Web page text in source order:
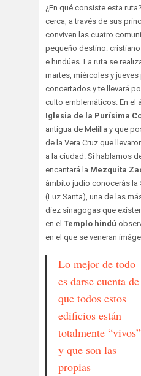
¿En qué consiste esta
cerca, a través de sus
conviven las cuatro
pequeño destino:
e hindúes. La ruta se
martes, miércoles y
concertados y te llevará
culto emblemáticos. En el
Iglesia de la Purísima
antigua de Melilla y que
de la Vera Cruz que
a la ciudad. Si hablamos
encantará la Mezquita
ámbito judío conocerás la
(Luz Santa), una de las
diez sinagogas que
en el Templo hindú
en el que se veneran
Lo mejor de todo
es darse cuenta de
que todos estos
edificios están
totalmente “vivos”
y que son las
propias